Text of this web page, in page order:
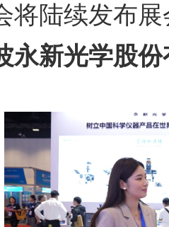
将陆续发布
永新光学股